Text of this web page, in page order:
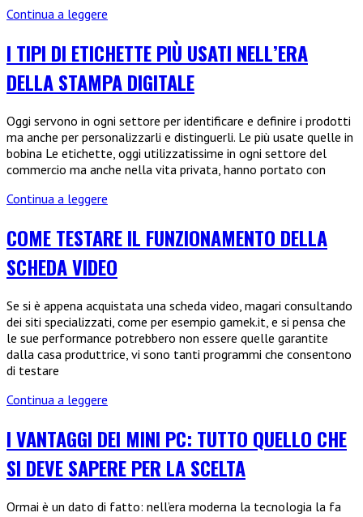
Bianca”
Continua a leggere
conviene
acquistare
materiali,
periferiche
strumenti
I TIPI DI ETICHETTE PIÙ USATI NELL’ERA
DELLA STAMPA DIGITALE
Oggi servono in ogni settore per identificare e definire i prodotti
ma anche per personalizzarli e distinguerli. Le più usate quelle in
bobina Le etichette, oggi utilizzatissime in ogni settore del
commercio ma anche nella vita privata, hanno portato con
Continua a leggere
di
etichette
più
usati
della
stampa
digitale
COME TESTARE IL FUNZIONAMENTO DELLA
SCHEDA VIDEO
Se si è appena acquistata una scheda video, magari consultando
dei siti specializzati, come per esempio gamek.it, e si pensa che
le sue performance potrebbero non essere quelle garantite
dalla casa produttrice, vi sono tanti programmi che consentono
di testare
Continua a leggere
il
funzionamento
della
scheda
I VANTAGGI DEI MINI PC: TUTTO QUELLO CHE
SI DEVE SAPERE PER LA SCELTA
Ormai è un dato di fatto: nell’era moderna la tecnologia la fa